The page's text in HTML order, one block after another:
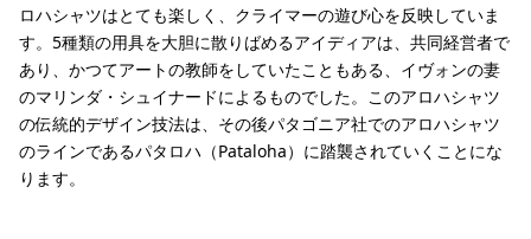
ロハシャツはとても楽しく、クライマーの遊び心を反映していま
す。5種類の用具を大胆に散りばめるアイディアは、共同経営者で
あり、かつてアートの教師をしていたこともある、イヴォンの妻
のマリンダ・シュイナードによるものでした。このアロハシャツ
の伝統的デザイン技法は、その後パタゴニア社でのアロハシャツ
のラインであるパタロハ（Pataloha）に踏襲されていくことにな
ります。